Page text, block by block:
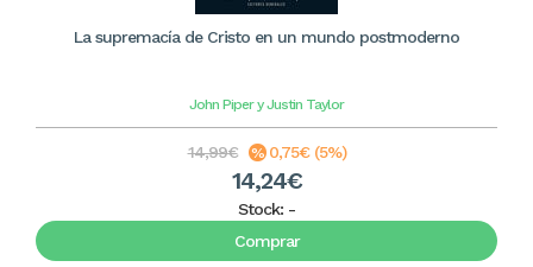
La supremacía de Cristo en un mundo postmoderno
John Piper y Justin Taylor
14,99€ 0,75€ (5%)
14,24€
Stock: -
Comprar